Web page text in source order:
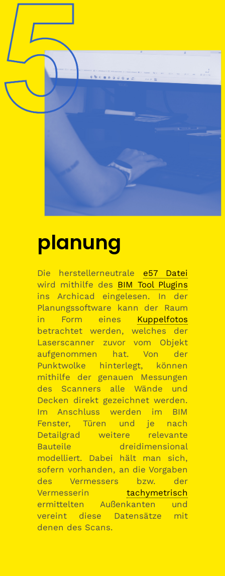
planung
Die herstellerneutrale e57 Datei
wird mithilfe des BIM Tool Plugins
ins Archicad eingelesen. In der
Planungssoftware kann der Raum
in Form eines Kuppelfotos
betrachtet werden, welches der
Laserscanner zuvor vom Objekt
aufgenommen hat. Von der
Punktwolke hinterlegt, können
mithilfe der genauen Messungen
des Scanners alle Wände und
Decken direkt gezeichnet werden.
Im Anschluss werden im BIM
Fenster, Türen und je nach
Detailgrad weitere relevante
Bauteile dreidimensional
modelliert. Dabei hält man sich,
sofern vorhanden, an die Vorgaben
des Vermessers bzw. der
Vermesserin tachymetrisch
ermittelten Außenkanten und
vereint diese Datensätze mit
denen des Scans.